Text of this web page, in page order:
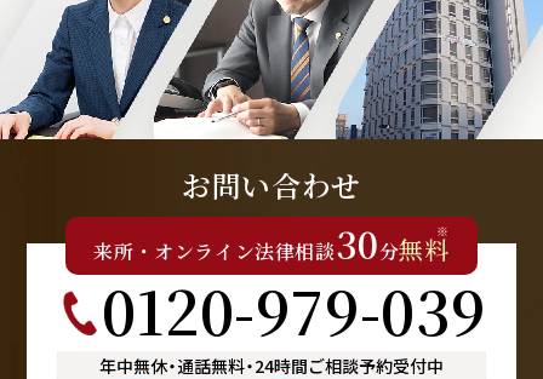
お問い合わせ
来所 ・ オンライン法律相談30分無料
※
0120-979-039
年中無休・通話無料・24時間ご相談予約受付中